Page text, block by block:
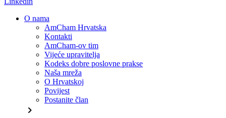
O nama
AmCham Hrvatska
Kontakti
AmCham-ov tim
Vijeće upravitelja
Kodeks dobre poslovne prakse
Naša mreža
O Hrvatskoj
Povijest
Postanite član
chevron_right